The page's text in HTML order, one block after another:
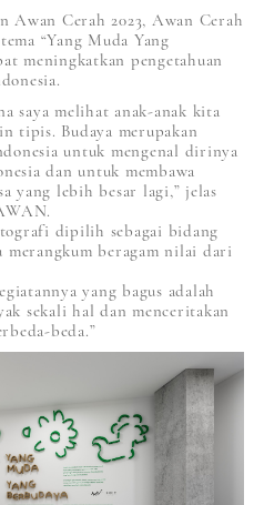
Awan Cerah 2023, Awan Cerah
“Yang Muda Yang
meningkatkan pengetahuan
saya melihat anak-anak kita
tipis. Budaya merupakan
untuk mengenal dirinya
dan untuk membawa
yang lebih besar lagi,” jelas
dipilih sebagai bidang
merangkum beragam nilai dari
yang bagus adalah
sekali hal dan menceritakan
beda.”